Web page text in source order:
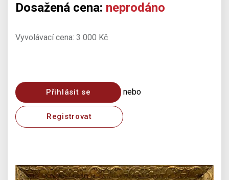
Dosažená cena: neprodáno
Vyvolávací cena: 3 000 Kč
Přihlásit se nebo
Registrovat